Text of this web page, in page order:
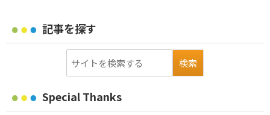
記事を探す
Special Thanks